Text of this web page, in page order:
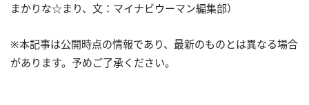
まかりな☆まり、文：マイナビウーマン編集部）
※本記事は公開時点の情報であり、最新のものとは異なる場合
があります。予めご了承ください。